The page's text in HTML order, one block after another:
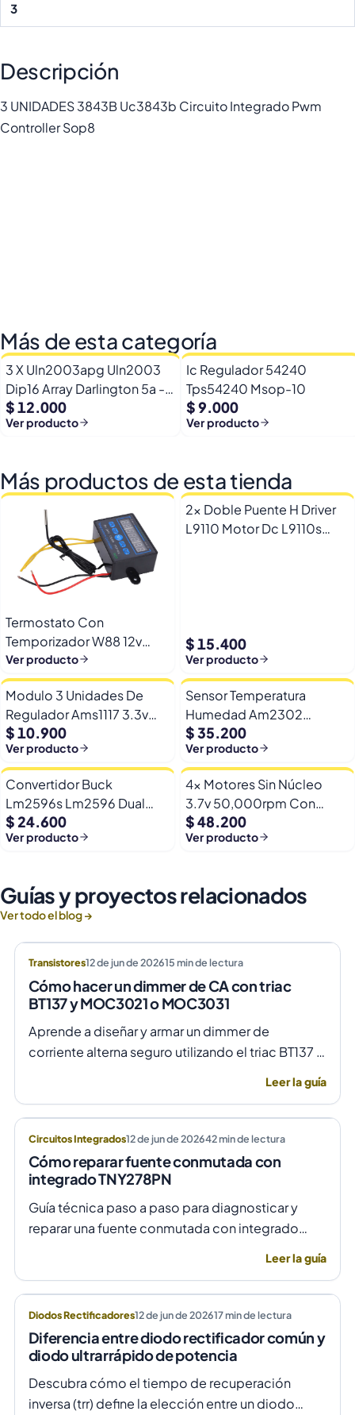
3
Descripción
3 UNIDADES 3843B Uc3843b Circuito Integrado Pwm
Controller Sop8
Más de esta categoría
3 X Uln2003apg Uln2003
Dip16 Array Darlington 5a -
50v
$ 12.000
Ver producto
Ic Regulador 54240
Tps54240 Msop-10
$ 9.000
Ver producto
Más productos de esta tienda
Termostato Con
Temporizador W88 12v
Automatico Frio Calor
Ver producto
2x Doble Puente H Driver
L9110 Motor Dc L9110s
$ 15.400
Ver producto
Modulo 3 Unidades De
Regulador Ams1117 3.3v
Yp-8 Con Pines
$ 10.900
Ver producto
Sensor Temperatura
Humedad Am2302
Dht22/am2302 Digital
Esp32
$ 35.200
Ver producto
Convertidor Buck
Lm2596s Lm2596 Dual
Usb 9-36v A 5v Dc Jack
$ 24.600
Ver producto
4x Motores Sin Núcleo
3.7v 50,000rpm Con
Helices Micro Fpv
$ 48.200
Ver producto
Guías y proyectos relacionados
Ver todo el blog →
Transistores12 de jun de 202615min de lectura
Cómo hacer un dimmer de CA con triac
BT137 y MOC3021 o MOC3031
Aprende a diseñar y armar un dimmer de
corriente alterna seguro utilizando el triac BT137 y
Leer la guía
Circuitos Integrados12 de jun de 202642min de lectura
Cómo reparar fuente conmutada con
integrado TNY278PN
Guía técnica paso a paso para diagnosticar y
reparar una fuente conmutada con integrado
Leer la guía
Diodos Rectificadores12 de jun de 202617min de lectura
Diferencia entre diodo rectificador común y
diodo ultrarrápido de potencia
Descubra cómo el tiempo de recuperación
inversa (trr) define la elección entre un diodo